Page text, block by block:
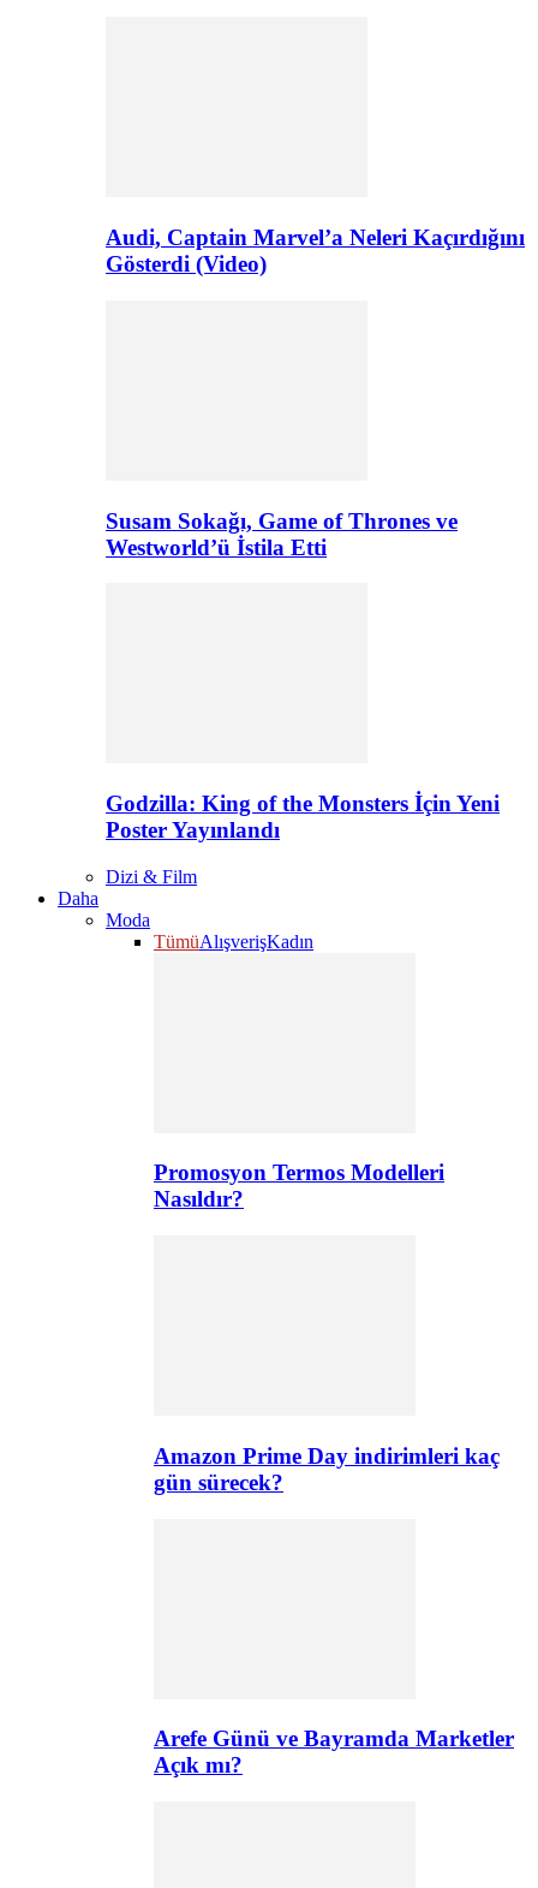
Audi, Captain Marvel’a Neleri Kaçırdığını
Gösterdi (Video)
Susam Sokağı, Game of Thrones ve
Westworld’ü İstila Etti
Godzilla: King of the Monsters İçin Yeni
Poster Yayınlandı
Dizi & Film
Daha
Moda
TümüAlışverişKadın
Promosyon Termos Modelleri
Nasıldır?
Amazon Prime Day indirimleri kaç
gün sürecek?
Arefe Günü ve Bayramda Marketler
Açık mı?